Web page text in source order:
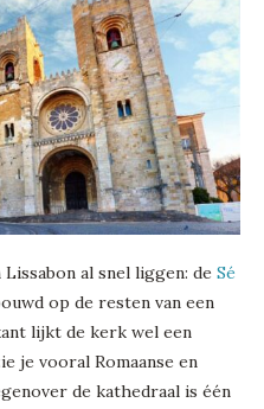
al snel liggen: de Sé
op de resten van een
lijkt de kerk wel een
je vooral Romaanse en
de kathedraal is één